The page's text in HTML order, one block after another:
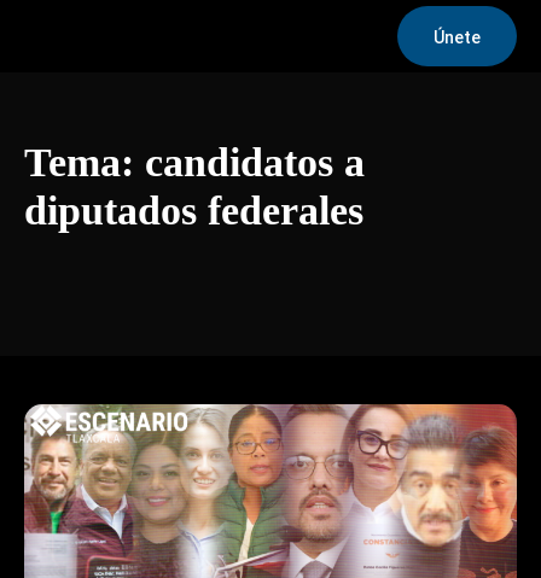
Únete
Tema: candidatos a
diputados federales